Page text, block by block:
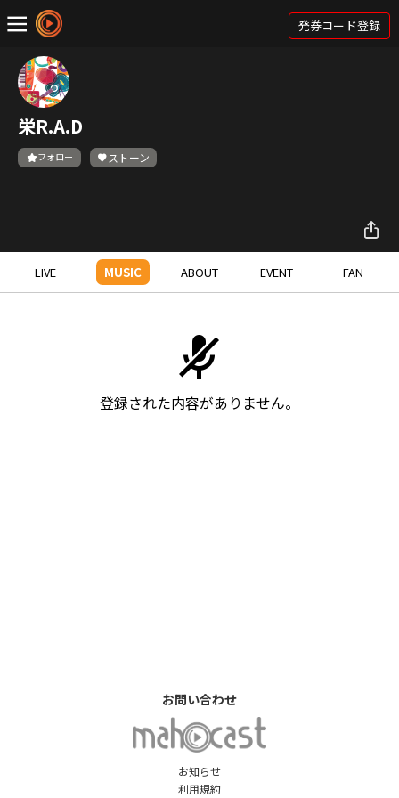
発券コード登録
栄R.A.D
フォロー ストーン
LIVE MUSIC ABOUT EVENT FAN
登録された内容がありません。
お知らせ
利用規約
お問い合わせ